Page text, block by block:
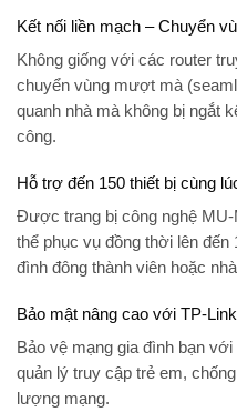
Kết nối liền mạch – Chuyển
Không giống với các router
chuyển vùng mượt mà
quanh nhà mà không bị ngắt
công.
Hỗ trợ đến 150 thiết bị cùng
Được trang bị công nghệ
thể phục vụ đồng thời lên đến
đình đông thành viên hoặc
Bảo mật nâng cao với TP-
Bảo vệ mạng gia đình bạn với
quản lý truy cập trẻ em,
lượng mạng.